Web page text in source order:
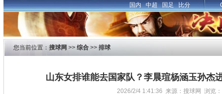
国内
中超 国足 比分
您当前位置： 搜球网 >> 综合 >> 排球
山东女排谁能去国家队？李晨瑄杨涵玉孙杰
2026/2/4 1:41:36 来源：搜球网 浏览：